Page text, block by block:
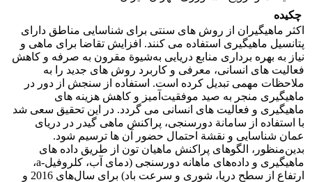
چکیده
اکثر ماهیگیران از روش­ های سنتی برای شناسایی مناطق دارای
پتانسیل ماهیگیری استفاده می ­کنند. افزایش تقاضا برای ماهی و
نیاز به بهره­ برداری منابع دریایی به‌شیوة مقرون به صرفه و کاهش
فعالیت­ های انسانی، معرفی و کاربرد روش­ های جدید را به
ملاحظات مهمی تبدیل کرده است. استفاده از سنجش از دور در
ماهیگیری منجر به صید موفقیت‌آمیز و کاهش هزینه­ های
ماهیگیری و فعالیت­ های انسانی می­ گردد. در این تحقیق سعی شد
با استفاده از سامانة دورسنجی، پراکنش ماهی­ گیدر در دریای
عمان شناسایی و نقشة احتمال حضور آن ­ها ترسیم شود.
بدین‌منظور، الگوهای پراکنش ماهیان تون از طریق داده ­های
ماهیگیری و داده‌های ماهانه دورسنجی (دمای آب، کلروفیل-a،
ارتفاع از سطح دریا، شوری و سرعت باد) برای سال‌های 2016 و